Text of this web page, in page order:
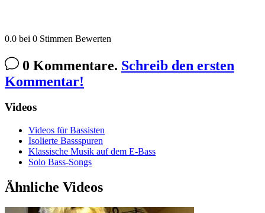
0.0 bei 0 Stimmen Bewerten
0 Kommentare. Schreib den ersten
Kommentar!
Videos
Videos für Bassisten
Isolierte Bassspuren
Klassische Musik auf dem E-Bass
Solo Bass-Songs
Ähnliche Videos